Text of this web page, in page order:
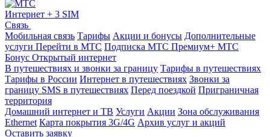
Интернет + 3 SIM
Связь
Мобильная связь Тарифы Акции и бонусы Дополнительные
услуги Перейти в МТС Подписка МТС Премиум+ МТС
Бонус Открытый интернет
В путешествиях и звонки за границу Тарифы в путешествиях
Тарифы в России Интернет в путешествиях Звонки за
границу SMS в путешествиях Перед поездкой Приграничная
территория
Домашний интернет и ТВ Услуги Акции Зона обслуживания
Ethernet Карта покрытия 3G/4G Архив услуг и акций
Оставить заявку